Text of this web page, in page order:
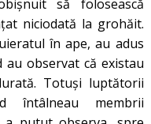
să folosească
niciodată la grohăit.
în ape, au adus
au observat că existau
Totuși luptătorii
întâlneau membrii